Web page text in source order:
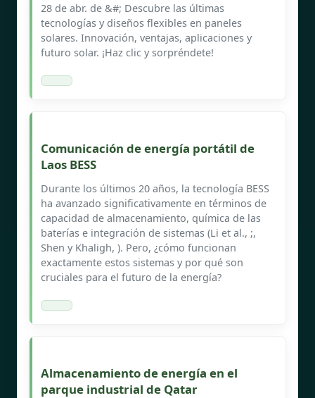
28 de abr. de &#; Descubre las últimas
tecnologías y diseños flexibles en paneles
solares. Innovación, ventajas, aplicaciones y
futuro solar. ¡Haz clic y sorpréndete!
Comunicación de energía portátil de
Laos BESS
Durante los últimos 20 años, la tecnología BESS
ha avanzado significativamente en términos de
capacidad de almacenamiento, química de las
baterías e integración de sistemas (Li et al., ;,
Shen y Khaligh, ). Pero, ¿cómo funcionan
exactamente estos sistemas y por qué son
cruciales para el futuro de la energía?
Almacenamiento de energía en el
parque industrial de Qatar